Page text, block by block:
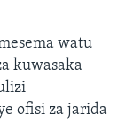
watu
kuwasaka
ofisi za jarida